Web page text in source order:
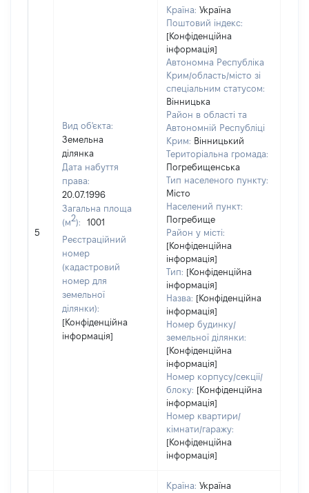
5
Вид об'єкта:
Земельна
ділянка
Дата набуття
права:
20.07.1996
Загальна площа
(м2):
1001
Реєстраційний
номер
(кадастровий
номер для
земельної
ділянки):
[Конфіденційна
інформація]
Країна: Україна
Поштовий індекс:
[Конфіденційна
інформація]
Автономна Республіка
Крим/область/місто зі
спеціальним статусом:
Вінницька
Район в області та
Автономній Республіці
Крим: Вінницький
Територіальна громада:
Погребищенська
Тип населеного пункту:
Місто
Населений пункт:
Погребище
Район у місті:
[Конфіденційна
інформація]
Тип: [Конфіденційна
інформація]
Назва: [Конфіденційна
інформація]
Номер будинку/
земельної ділянки:
[Конфіденційна
інформація]
Номер корпусу/секції/
блоку: [Конфіденційна
інформація]
Номер квартири/
кімнати/гаражу:
[Конфіденційна
інформація]
Країна: Україна